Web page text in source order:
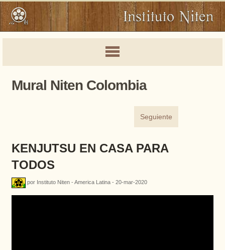
Mural Niten Colombia
Seguiente
KENJUTSU EN CASA PARA
TODOS
por Instituto Niten - America Latina - 20-mar-2020